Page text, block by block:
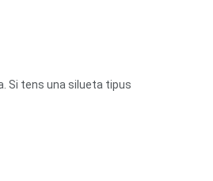
Si tens una silueta tipus